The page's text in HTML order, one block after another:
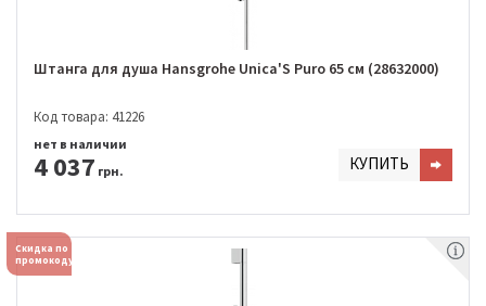
Штанга для душа Hansgrohe Unica'S Puro 65 см (28632000)
Код товара: 41226
4 037 грн.
нет в наличии
КУПИТЬ
Скидка по
промокоду